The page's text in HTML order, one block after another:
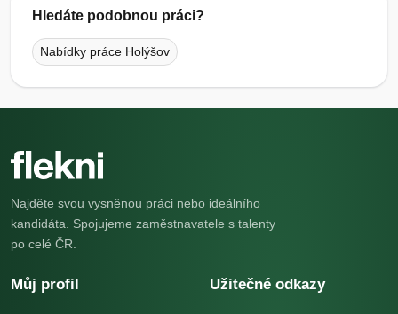
Hledáte podobnou práci?
Nabídky práce Holýšov
Najděte svou vysněnou práci nebo ideálního
kandidáta. Spojujeme zaměstnavatele s talenty
po celé ČR.
Můj profil Užitečné odkazy